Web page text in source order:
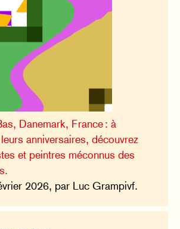
Danemark, France : à
anniversaires, découvrez
et peintres méconnus des
2026, par Luc Grampivf.